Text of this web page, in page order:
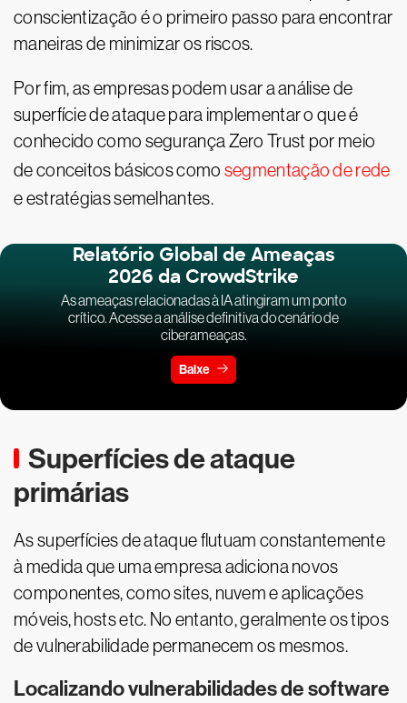
conscientização é o primeiro passo para encontrar
maneiras de minimizar os riscos.
Por fim, as empresas podem usar a análise de
superfície de ataque para implementar o que é
conhecido como segurança Zero Trust por meio
de conceitos básicos como segmentação de rede
e estratégias semelhantes.
Relatório Global de Ameaças
2026 da CrowdStrike
As ameaças relacionadas à IA atingiram um ponto
crítico. Acesse a análise definitiva do cenário de
ciberameaças.
Baixe
Superfícies de ataque
primárias
As superfícies de ataque flutuam constantemente
à medida que uma empresa adiciona novos
componentes, como sites, nuvem e aplicações
móveis, hosts etc. No entanto, geralmente os tipos
de vulnerabilidade permanecem os mesmos.
Localizando vulnerabilidades de software